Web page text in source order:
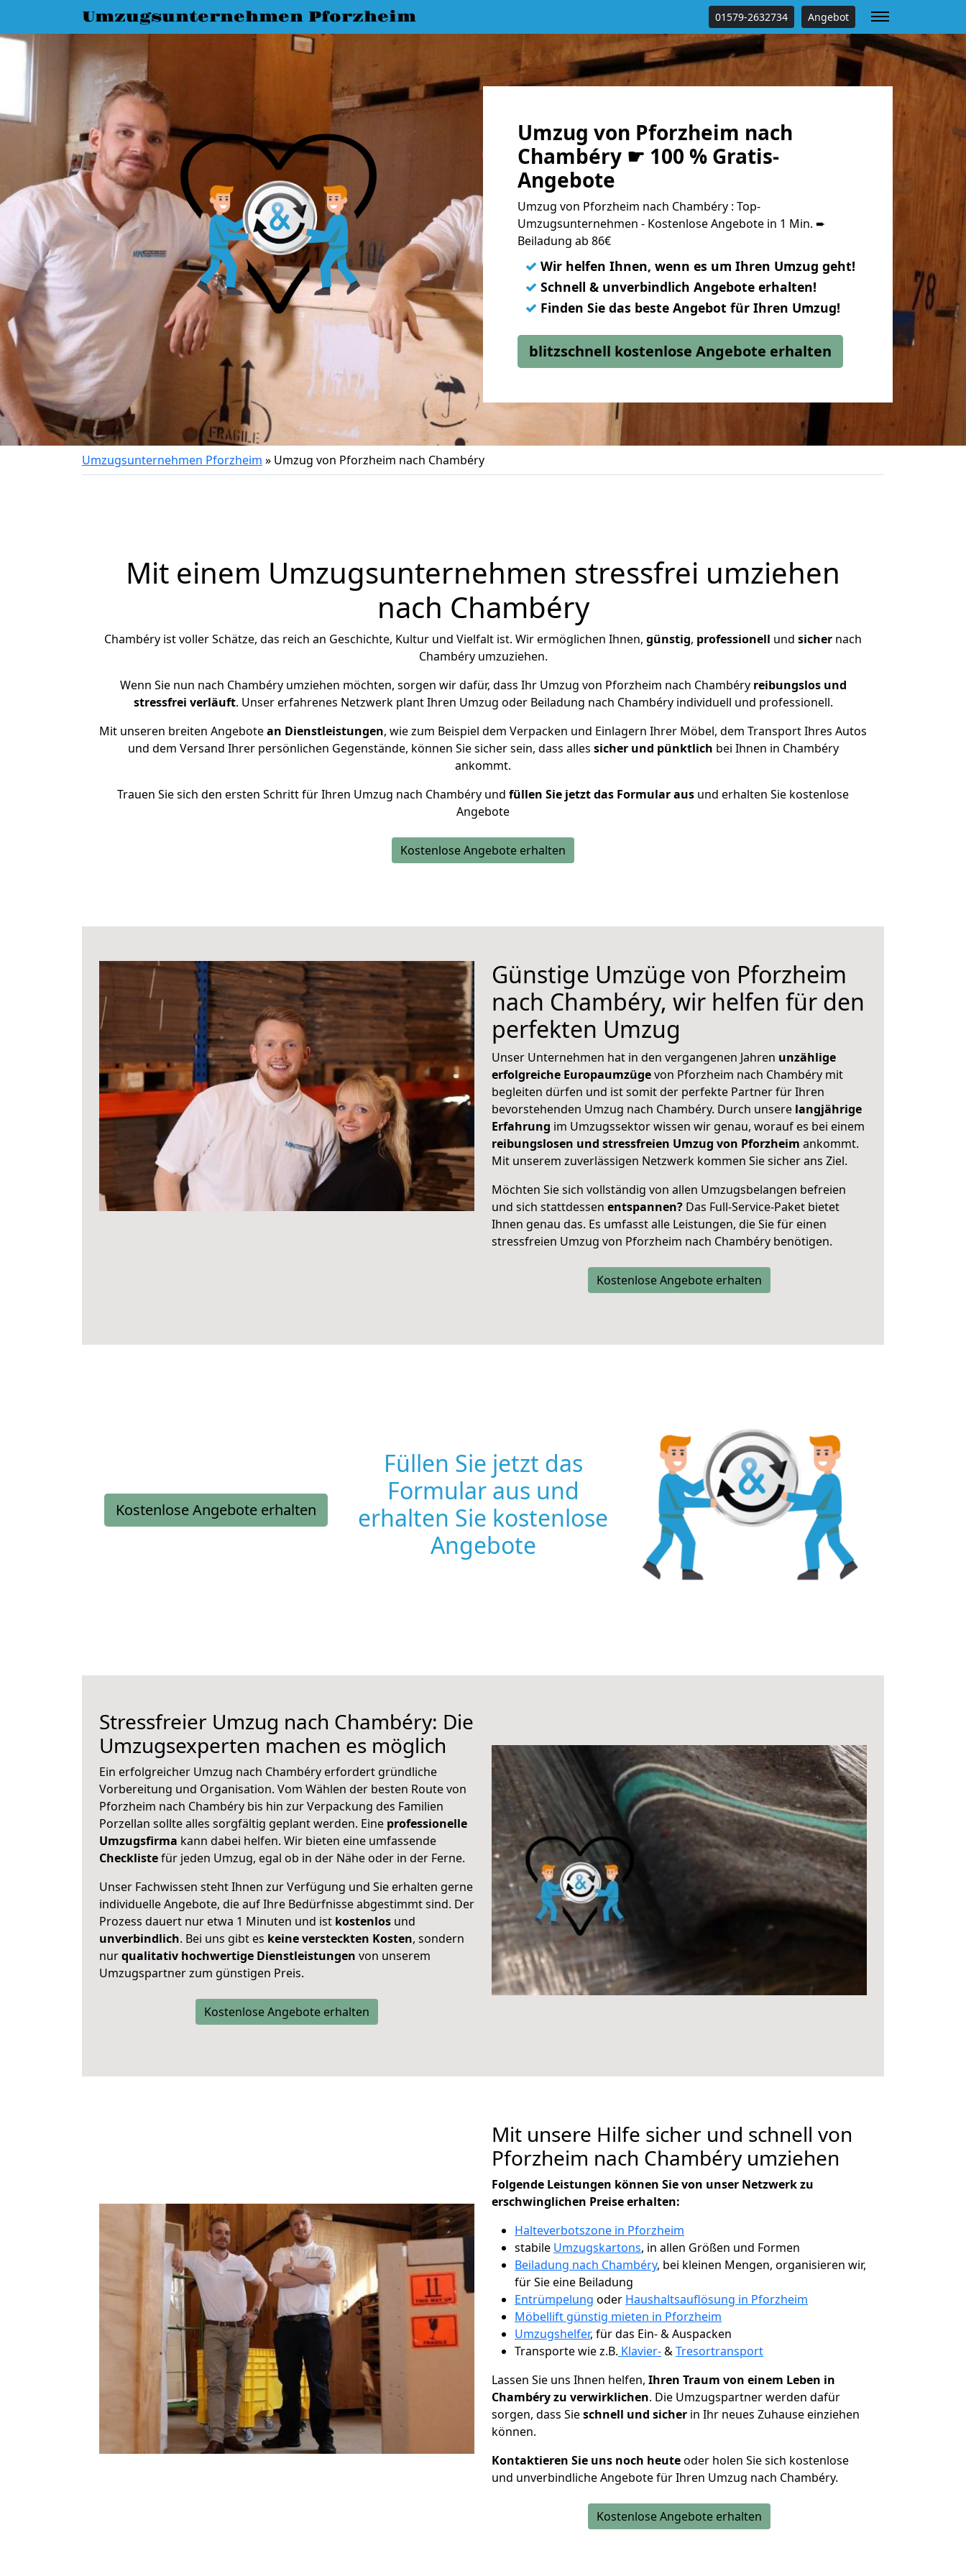
Umzugsunternehmen Pforzheim 01579-2632734 Angebot
Umzug von Pforzheim nach
Chambéry ☛ 100 % Gratis-
Angebote
Umzug von Pforzheim nach Chambéry : Top-
Umzugsunternehmen - Kostenlose Angebote in 1 Min. ➨
Beiladung ab 86€
✓ Wir helfen Ihnen, wenn es um Ihren Umzug geht!
✓ Schnell & unverbindlich Angebote erhalten!
✓ Finden Sie das beste Angebot für Ihren Umzug!
blitzschnell kostenlose Angebote erhalten
Umzugsunternehmen Pforzheim » Umzug von Pforzheim nach Chambéry
Mit einem Umzugsunternehmen stressfrei umziehen
nach Chambéry
Chambéry ist voller Schätze, das reich an Geschichte, Kultur und Vielfalt ist. Wir ermöglichen Ihnen, günstig, professionell und sicher nach
Chambéry umzuziehen.
Wenn Sie nun nach Chambéry umziehen möchten, sorgen wir dafür, dass Ihr Umzug von Pforzheim nach Chambéry reibungslos und
stressfrei verläuft. Unser erfahrenes Netzwerk plant Ihren Umzug oder Beiladung nach Chambéry individuell und professionell.
Mit unseren breiten Angebotean Dienstleistungen, wie zum Beispiel dem Verpacken und Einlagern Ihrer Möbel, dem Transport Ihres Autos
und dem Versand Ihrer persönlichen Gegenstände, können Sie sicher sein, dass alles sicher und pünktlich bei Ihnen in Chambéry
ankommt.
Trauen Sie sich den ersten Schritt für Ihren Umzug nach Chambéry und füllen Sie jetzt das Formular aus und erhalten Sie kostenlose
Angebote
Kostenlose Angebote erhalten
Günstige Umzüge von Pforzheim
nach Chambéry, wir helfen für den
perfekten Umzug
Unser Unternehmen hat in den vergangenen Jahren unzählige
erfolgreiche Europaumzügevon Pforzheim nach Chambéry mit
begleiten dürfen und ist somit der perfekte Partner für Ihren
bevorstehenden Umzug nach Chambéry. Durch unsere langjährige
Erfahrung im Umzugssektor wissen wir genau, worauf es bei einem
reibungslosen und stressfreien Umzug von Pforzheim ankommt.
Mit unserem zuverlässigen Netzwerk kommen Sie sicher ans Ziel.
Möchten Sie sich vollständig von allen Umzugsbelangen befreien
und sich stattdessen entspannen? Das Full-Service-Paket bietet
Ihnen genau das. Es umfasst alle Leistungen, die Sie für einen
stressfreien Umzug von Pforzheim nach Chambéry benötigen.
Kostenlose Angebote erhalten
Kostenlose Angebote erhalten
Füllen Sie jetzt das
Formular aus und
erhalten Sie kostenlose
Angebote
Stressfreier Umzug nach Chambéry: Die
Umzugsexperten machen es möglich
Ein erfolgreicher Umzug nach Chambéry erfordert gründliche
Vorbereitung und Organisation. Vom Wählen der besten Route von
Pforzheim nach Chambéry bis hin zur Verpackung des Familien
Porzellan sollte alles sorgfältig geplant werden. Eine professionelle
Umzugsfirma kann dabei helfen. Wir bieten eine umfassende
Checklistefür jeden Umzug, egal ob in der Nähe oder in der Ferne.
Unser Fachwissen steht Ihnen zur Verfügung und Sie erhalten gerne
individuelle Angebote, die auf Ihre Bedürfnisse abgestimmt sind. Der
Prozess dauert nur etwa 1 Minuten und ist kostenlos und
unverbindlich. Bei uns gibt es keine versteckten Kosten, sondern
nurqualitativ hochwertige Dienstleistungen von unserem
Umzugspartner zum günstigen Preis.
Kostenlose Angebote erhalten
Mit unsere Hilfe sicher und schnell von
Pforzheim nach Chambéry umziehen
Folgende Leistungen können Sie von unser Netzwerk zu
erschwinglichen Preise erhalten:
Halteverbotszone in Pforzheim
stabile Umzugskartons, in allen Größen und Formen
Beiladung nach Chambéry, bei kleinen Mengen, organisieren wir,
für Sie eine Beiladung
Entrümpelung oder Haushaltsauflösung in Pforzheim
Möbellift günstig mieten in Pforzheim
Umzugshelfer, für das Ein- & Auspacken
Transporte wie z.B. Klavier-&Tresortransport
Lassen Sie uns Ihnen helfen, Ihren Traum von einem Leben in
Chambéry zu verwirklichen. Die Umzugspartner werden dafür
sorgen, dass Sieschnell und sicher in Ihr neues Zuhause einziehen
können.
Kontaktieren Sie uns noch heuteoder holen Sie sich kostenlose
und unverbindliche Angebote für Ihren Umzug nach Chambéry.
Kostenlose Angebote erhalten